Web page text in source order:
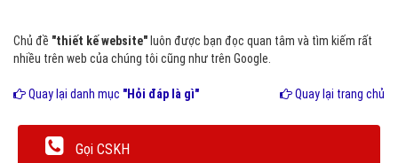
Chủ đề "thiết kế website" luôn được bạn đọc quan tâm và tìm kiếm rất
nhiều trên web của chúng tôi cũng như trên Google.
Quay lại danh mục "Hỏi đáp là gì" Quay lại trang chủ
Gọi CSKH